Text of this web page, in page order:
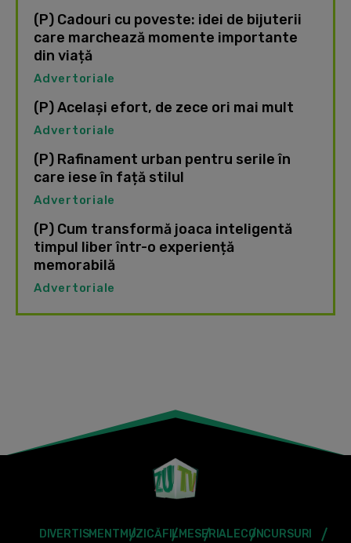
(P) Cadouri cu poveste: idei de bijuterii
care marchează momente importante
din viață
Advertoriale
(P) Același efort, de zece ori mai mult
Advertoriale
(P) Rafinament urban pentru serile în
care iese în față stilul
Advertoriale
(P) Cum transformă joaca inteligentă
timpul liber într-o experiență
memorabilă
Advertoriale
DIVERTISMENT MUZICĂFILMESERIALECONCURSURI